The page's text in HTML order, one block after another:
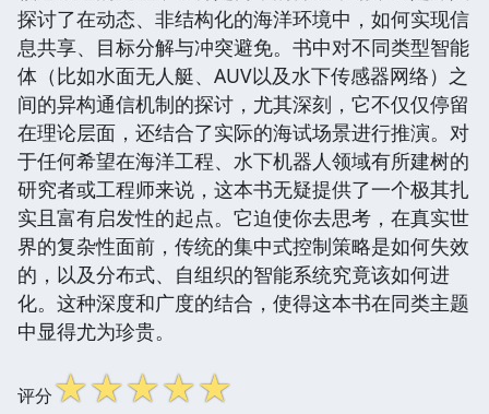
探讨了在动态、非结构化的海洋环境中，如何实现信
息共享、目标分解与冲突避免。书中对不同类型智能
体（比如水面无人艇、AUV以及水下传感器网络）之
间的异构通信机制的探讨，尤其深刻，它不仅仅停留
在理论层面，还结合了实际的海试场景进行推演。对
于任何希望在海洋工程、水下机器人领域有所建树的
研究者或工程师来说，这本书无疑提供了一个极其扎
实且富有启发性的起点。它迫使你去思考，在真实世
界的复杂性面前，传统的集中式控制策略是如何失效
的，以及分布式、自组织的智能系统究竟该如何进
化。这种深度和广度的结合，使得这本书在同类主题
中显得尤为珍贵。
评分☆☆☆☆☆